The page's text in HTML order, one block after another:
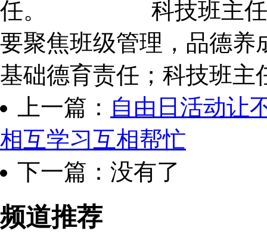
任。 科技班主任双
要聚焦班级管理，品德养
基础德育责任；科技班主
上一篇： 自由日活动让
相互学习互相帮忙
下一篇：没有了
频道推荐